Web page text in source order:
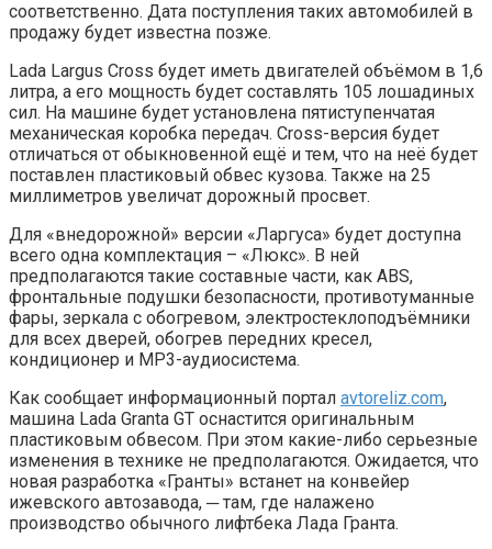
соответственно. Дата поступления таких автомобилей в
продажу будет известна позже.
Lada Largus Cross будет иметь двигателей объёмом в 1,6
литра, а его мощность будет составлять 105 лошадиных
сил. На машине будет установлена пятиступенчатая
механическая коробка передач. Cross-версия будет
отличаться от обыкновенной ещё и тем, что на неё будет
поставлен пластиковый обвес кузова. Также на 25
миллиметров увеличат дорожный просвет.
Для «внедорожной» версии «Ларгуса» будет доступна
всего одна комплектация – «Люкс». В ней
предполагаются такие составные части, как ABS,
фронтальные подушки безопасности, противотуманные
фары, зеркала с обогревом, электростеклоподъёмники
для всех дверей, обогрев передних кресел,
кондиционер и MP3-аудиосистема.
Как сообщает информационный портал avtoreliz.com,
машина Lada Granta GT оснастится оригинальным
пластиковым обвесом. При этом какие-либо серьезные
изменения в технике не предполагаются. Ожидается, что
новая разработка «Гранты» встанет на конвейер
ижевского автозавода, ─ там, где налажено
производство обычного лифтбека Лада Гранта.